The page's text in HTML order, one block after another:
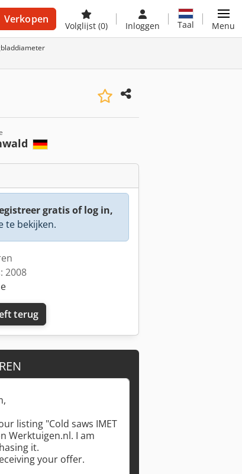
Verkopen
Volglijst (0) Inloggen Taal Menu
gratis of log in,
te bekijken.
2008
terug